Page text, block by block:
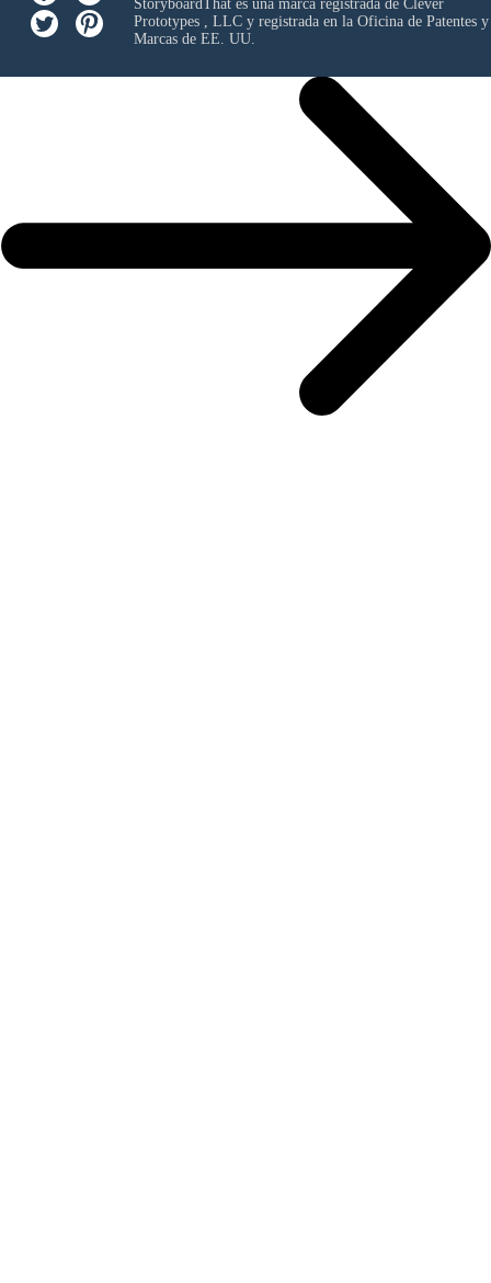
StoryboardThat es una marca registrada de Clever
Prototypes , LLCy registrada en la Oficina de Patentes y
Marcas de EE. UU.